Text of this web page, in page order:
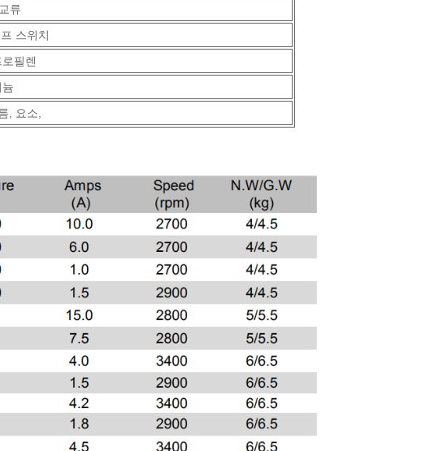
류
스위치
필렌
, 요소,